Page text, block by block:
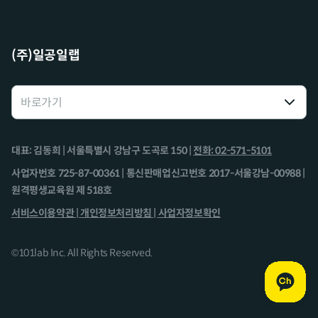
(주)일공일랩
대표: 김동희 | 서울특별시 강남구 도곡로 150 | 전화: 02-571-5101
사업자번호 725-87-00361 | 통신판매업신고번호 2017-서울강남-00988 |
원격평생교육원 제 518호
서비스이용약관 | 개인정보처리방침 | 사업자정보확인
©101lab Inc. All Rights Reserved.